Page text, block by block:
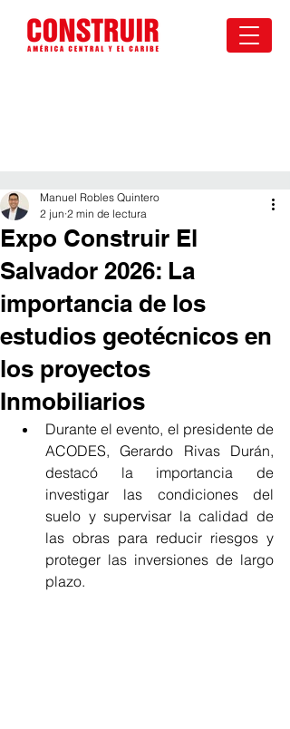
Expo Construir El
Salvador 2026: La
importancia de los
estudios geotécnicos en
los proyectos
Inmobiliarios
Manuel Robles Quintero
2 jun 2 min de lectura
Durante el evento, el presidente de
ACODES, Gerardo Rivas Durán,
destacó la importancia de
investigar las condiciones del
suelo y supervisar la calidad de
las obras para reducir riesgos y
proteger las inversiones de largo
plazo.